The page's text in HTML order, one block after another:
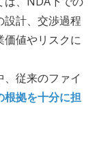
設計、交渉過程
価値やリスクに
従来のファイ
根拠を十分に担